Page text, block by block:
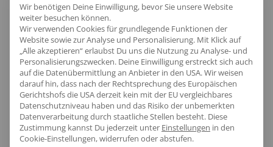
Produktinfo
Artikel-Nr.:F496
Geschlecht:Unisex
Passform:Regular Fit
Obermaterial:100% Baumwolle
Wir benötigen Deine Einwilligung, bevor Sie unsere Website
weiter besuchen können.
Wir verwenden Cookies für grundlegende Funktionen der
Website sowie zur Analyse und Personalisierung. Mit Klick auf
„Alle akzeptieren“ erlaubst Du uns die Nutzung zu Analyse- und
Personalisierungszwecken. Deine Einwilligung erstreckt sich auch
auf die Datenübermittlung an Anbieter in den USA. Wir weisen
darauf hin, dass nach der Rechtsprechung des Europäischen
Gerichtshofs die USA derzeit kein mit der EU vergleichbares
Datenschutzniveau haben und das Risiko der unbemerkten
Datenverarbeitung durch staatliche Stellen besteht. Diese
Zustimmung kannst Du jederzeit unter Einstellungen in den
Cookie-Einstellungen, widerrufen oder abstufen.